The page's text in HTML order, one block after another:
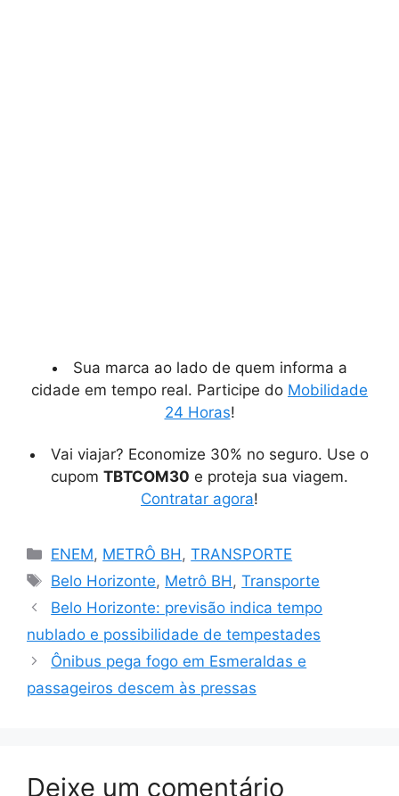
Sua marca ao lado de quem informa a
cidade em tempo real. Participe do Mobilidade
24 Horas!
Vai viajar? Economize 30% no seguro. Use o
cupom TBTCOM30 e proteja sua viagem.
Contratar agora!
Categorias
ENEM, METRÔ BH ,TRANSPORTE
Tags
Belo Horizonte, Metrô BH ,Transporte
Belo Horizonte: previsão indica tempo
nublado e possibilidade de tempestades
Ônibus pega fogo em Esmeraldas e
passageiros descem às pressas
Deixe um comentário